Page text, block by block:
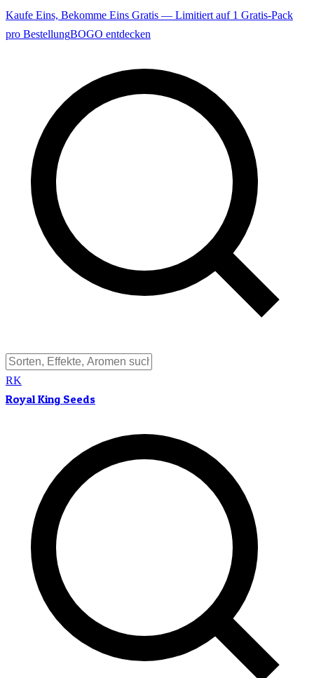
Kaufe Eins, Bekomme Eins Gratis — Limitiert auf 1 Gratis-Pack
pro BestellungBOGO entdecken
RK
Royal King Seeds